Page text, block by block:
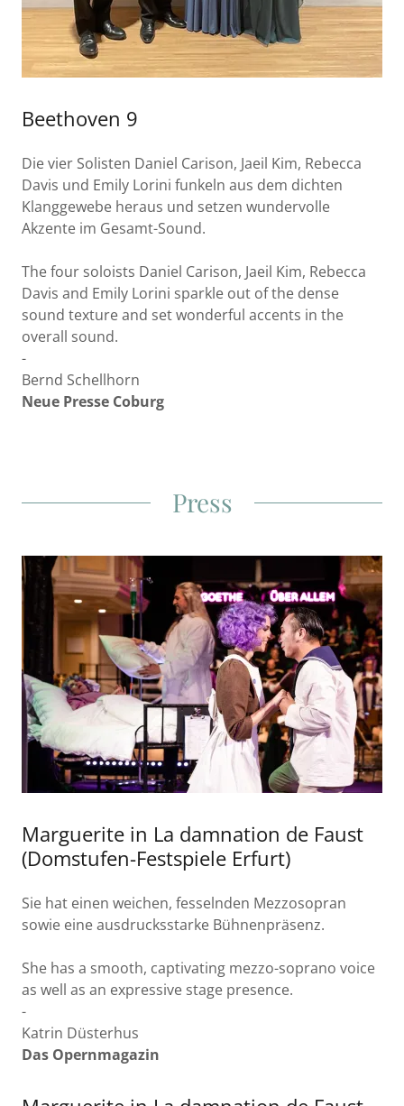
Beethoven 9
Die vier Solisten Daniel Carison, Jaeil Kim, Rebecca
Davis und Emily Lorini funkeln aus dem dichten
Klanggewebe heraus und setzen wundervolle
Akzente im Gesamt-Sound.
The four soloists Daniel Carison, Jaeil Kim, Rebecca
Davis and Emily Lorini sparkle out of the dense
sound texture and set wonderful accents in the
overall sound.
-
Bernd Schellhorn
Neue Presse Coburg
Press
Marguerite in La damnation de Faust
(Domstufen-Festspiele Erfurt)
Sie hat einen weichen, fesselnden Mezzosopran
sowie eine ausdrucksstarke Bühnenpräsenz.
She has a smooth, captivating mezzo-soprano voice
as well as an expressive stage presence.
-
Katrin Düsterhus
Das Opernmagazin